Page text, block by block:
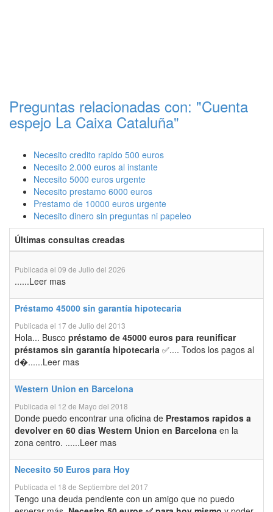
Preguntas relacionadas con: "Cuenta
espejo La Caixa Cataluña"
Necesito credito rapido 500 euros
Necesito 2.000 euros al instante
Necesito 5000 euros urgente
Necesito prestamo 6000 euros
Prestamo de 10000 euros urgente
Necesito dinero sin preguntas ni papeleo
Últimas consultas creadas
Publicada el 09 de Julio del 2026
......Leer mas
Préstamo 45000 sin garantía hipotecaria
Publicada el 17 de Julio del 2013
Hola... Busco préstamo de 45000 euros para reunificar
préstamos sin garantía hipotecaria ✅.... Todos los pagos al
d�......Leer mas
Western Union en Barcelona
Publicada el 12 de Mayo del 2018
Donde puedo encontrar una oficina de Prestamos rapidos a
devolver en 60 dias Western Union en Barcelona en la
zona centro. ......Leer mas
Necesito 50 Euros para Hoy
Publicada el 18 de Septiembre del 2017
Tengo una deuda pendiente con un amigo que no puedo